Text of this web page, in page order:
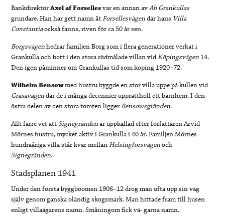
BankdirektörAxelafForsellesvar en annan avAb Grankullas
grundare. Han har gett namn åtForsellesvägendär hans Villa
Constantiaockså fanns, riven för ca 50 år sen.
Borgsvägenhedrar familjen Borg som i flera generationer verkat i
Grankulla och bott i den stora rödmålade villan vidKöpingsvägen14.
Den igen påminner om Grankullas tid som köping 1920–72.
WilhelmBensowmed hustru byggde en stor villa uppe på kullen vid
Gräsavägendär de i många decennier upprätthöll ett barnhem. I den
östra delen av den stora tomten liggerBensowsgränden.
Allt färre vet attSignegrändenär uppkallad efter författaren Arvid
Mörnes hustru, mycket aktiv i Grankulla i 40 år. Familjen Mörnes
hundraåriga villa står kvar mellanHelsingforsvägenoch
Signegränden.
Stadsplanen 1941
Under den första byggboomen 1906–12 drog man ofta upp sin väg
själv genom ganska oländig skogsmark. Man hittade fram till husen
enligt villaägarens namn. Småningom fick vä- garna namn.